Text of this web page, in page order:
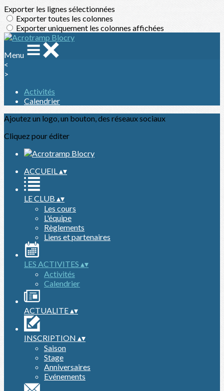
Exporter les lignes sélectionnées
Exporter toutes les colonnes
Exporter uniquement les colonnes affichées
Menu
<
>
Activités
Calendrier
Ajoutez un logo, un bouton, des réseaux sociaux
Cliquez pour éditer
ACCUEIL▴▾
LE CLUB ▴▾
Les cours
L'équipe
Règlements
Liens et partenaires
LES ACTIVITES ▴▾
Activités
Calendrier
ACTUALITE▴▾
INSCRIPTION ▴▾
Saison
Stage
Anniversaires
Evénements